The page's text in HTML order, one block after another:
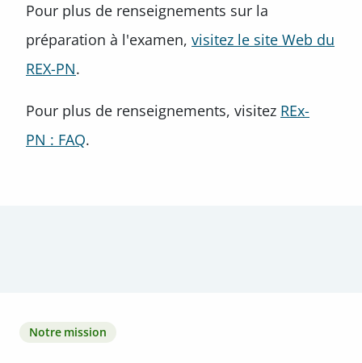
Pour plus de renseignements sur la
préparation à l'examen, visitez le site Web du
REX-PN.
Pour plus de renseignements, visitez REx-
PN : FAQ.
Notre mission